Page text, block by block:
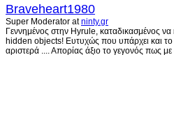
Braveheart1980
Super Moderator atninty.gr
Γεννημένος στην Hyrule, καταδικασμένος
hidden objects! Ευτυχώς που υπάρχει και
αριστερά .... Απορίας άξιο το γεγονός πως με